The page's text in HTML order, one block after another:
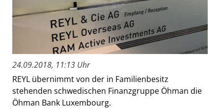
24.09.2018, 11:13 Uhr
REYL übernimmt von der in Familienbesitz
stehenden schwedischen Finanzgruppe Öhman die
Öhman Bank Luxembourg.